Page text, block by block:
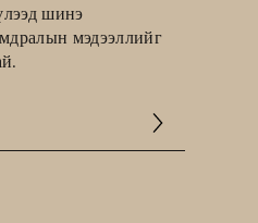
шинэ
мэдээллийг